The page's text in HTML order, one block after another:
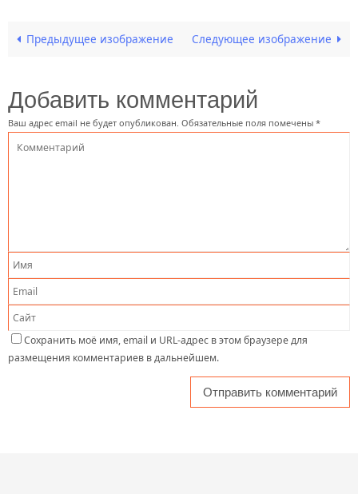
Предыдущее изображение Следующее изображение
Добавить комментарий
Ваш адрес email не будет опубликован. Обязательные поля помечены *
Сохранить моё имя, email и URL-адрес в этом браузере для
размещения комментариев в дальнейшем.